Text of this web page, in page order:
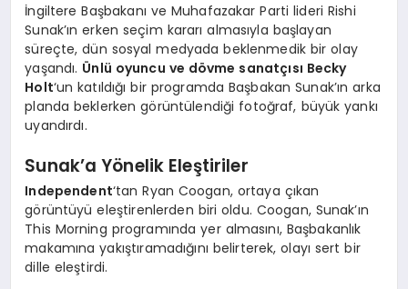
İngiltere Başbakanı ve Muhafazakar Parti lideri Rishi
Sunak’ın erken seçim kararı almasıyla başlayan
süreçte, dün sosyal medyada beklenmedik bir olay
yaşandı. Ünlü oyuncu ve dövme sanatçısı Becky
Holt‘un katıldığı bir programda Başbakan Sunak’ın arka
planda beklerken görüntülendiği fotoğraf, büyük yankı
uyandırdı.
Sunak’a Yönelik Eleştiriler
Independent‘tan Ryan Coogan, ortaya çıkan
görüntüyü eleştirenlerden biri oldu. Coogan, Sunak’ın
This Morning programında yer almasını, Başbakanlık
makamına yakıştıramadığını belirterek, olayı sert bir
dille eleştirdi.